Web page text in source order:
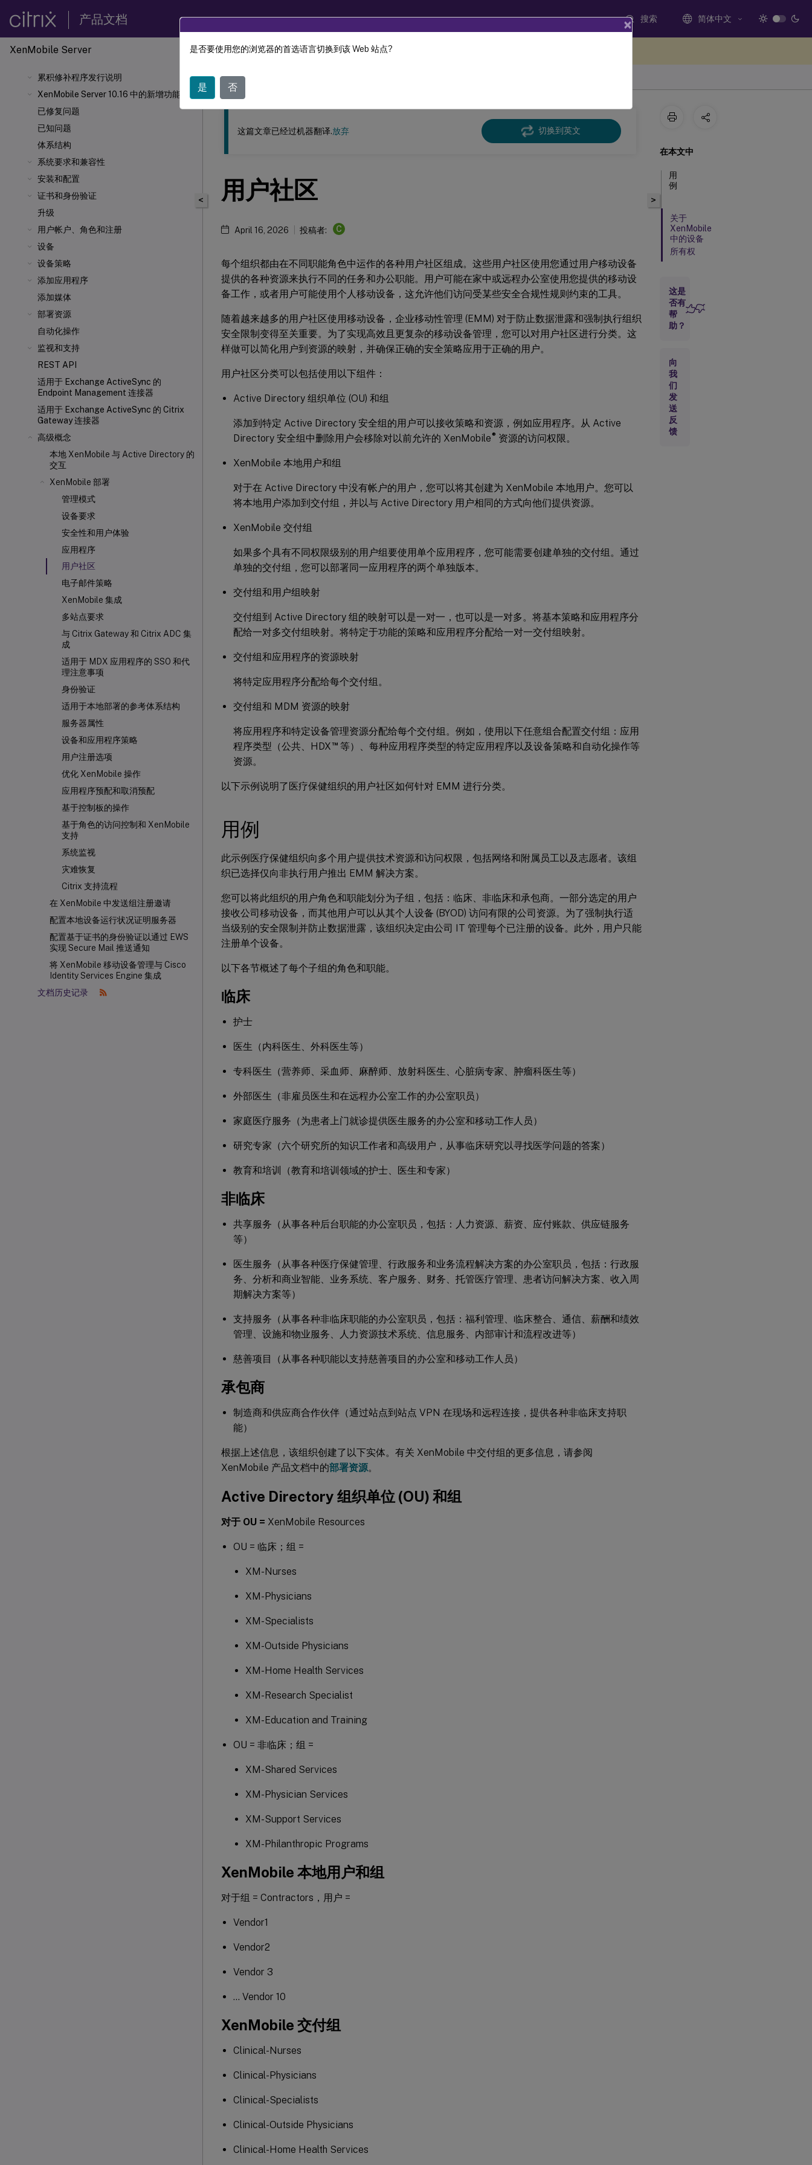
产品文档 搜索 简体中文
XenMobile Server
累积修补程序发行说明
XenMobile Server 10.16 中的新增功能
已修复问题
已知问题
体系结构
系统要求和兼容性
安装和配置
证书和身份验证
升级
用户帐户、角色和注册
设备
设备策略
添加应用程序
添加媒体
部署资源
自动化操作
监视和支持
REST API
适用于 Exchange ActiveSync 的
Endpoint Management 连接器
适用于 Exchange ActiveSync 的 Citrix
Gateway 连接器
高级概念
本地 XenMobile 与 Active Directory 的
交互
XenMobile 部署
管理模式
设备要求
安全性和用户体验
应用程序
用户社区
电子邮件策略
XenMobile 集成
多站点要求
与 Citrix Gateway 和 Citrix ADC 集
成
适用于 MDX 应用程序的 SSO 和代
理注意事项
身份验证
适用于本地部署的参考体系结构
服务器属性
设备和应用程序策略
用户注册选项
优化 XenMobile 操作
应用程序预配和取消预配
基于控制板的操作
基于角色的访问控制和 XenMobile
支持
系统监视
灾难恢复
Citrix 支持流程
在 XenMobile 中发送组注册邀请
配置本地设备运行状况证明服务器
配置基于证书的身份验证以通过 EWS
实现 Secure Mail 推送通知
将 XenMobile 移动设备管理与 Cisco
Identity Services Engine 集成
文档历史记录
此内容已经过机器动态翻译。
<
这篇文章已经过机器翻译.放弃 切换到英文
用户社区
April 16, 2026 投稿者: C
每个组织都由在不同职能角色中运作的各种用户社区组成。这些用户社区使用您通过用户移动设备
提供的各种资源来执行不同的任务和办公职能。用户可能在家中或远程办公室使用您提供的移动设
备工作，或者用户可能使用个人移动设备，这允许他们访问受某些安全合规性规则约束的工具。
随着越来越多的用户社区使用移动设备，企业移动性管理 (EMM) 对于防止数据泄露和强制执行组织
安全限制变得至关重要。为了实现高效且更复杂的移动设备管理，您可以对用户社区进行分类。这
样做可以简化用户到资源的映射，并确保正确的安全策略应用于正确的用户。
用户社区分类可以包括使用以下组件：
Active Directory 组织单位 (OU) 和组
添加到特定 Active Directory 安全组的用户可以接收策略和资源，例如应用程序。从 Active
Directory 安全组中删除用户会移除对以前允许的 XenMobile® 资源的访问权限。
XenMobile 本地用户和组
对于在 Active Directory 中没有帐户的用户，您可以将其创建为 XenMobile 本地用户。您可以
将本地用户添加到交付组，并以与 Active Directory 用户相同的方式向他们提供资源。
XenMobile 交付组
如果多个具有不同权限级别的用户组要使用单个应用程序，您可能需要创建单独的交付组。通过
单独的交付组，您可以部署同一应用程序的两个单独版本。
交付组和用户组映射
交付组到 Active Directory 组的映射可以是一对一，也可以是一对多。将基本策略和应用程序分
配给一对多交付组映射。将特定于功能的策略和应用程序分配给一对一交付组映射。
交付组和应用程序的资源映射
将特定应用程序分配给每个交付组。
交付组和 MDM 资源的映射
将应用程序和特定设备管理资源分配给每个交付组。例如，使用以下任意组合配置交付组：应用
程序类型（公共、HDX™等）、每种应用程序类型的特定应用程序以及设备策略和自动化操作等
资源。
以下示例说明了医疗保健组织的用户社区如何针对 EMM 进行分类。
用例
此示例医疗保健组织向多个用户提供技术资源和访问权限，包括网络和附属员工以及志愿者。该组
织已选择仅向非执行用户推出 EMM 解决方案。
您可以将此组织的用户角色和职能划分为子组，包括：临床、非临床和承包商。一部分选定的用户
接收公司移动设备，而其他用户可以从其个人设备 (BYOD) 访问有限的公司资源。为了强制执行适
当级别的安全限制并防止数据泄露，该组织决定由公司 IT 管理每个已注册的设备。此外，用户只能
注册单个设备。
以下各节概述了每个子组的角色和职能。
临床
护士
医生（内科医生、外科医生等）
专科医生（营养师、采血师、麻醉师、放射科医生、心脏病专家、肿瘤科医生等）
外部医生（非雇员医生和在远程办公室工作的办公室职员）
家庭医疗服务（为患者上门就诊提供医生服务的办公室和移动工作人员）
研究专家（六个研究所的知识工作者和高级用户，从事临床研究以寻找医学问题的答案）
教育和培训（教育和培训领域的护士、医生和专家）
非临床
共享服务（从事各种后台职能的办公室职员，包括：人力资源、薪资、应付账款、供应链服务
等）
医生服务（从事各种医疗保健管理、行政服务和业务流程解决方案的办公室职员，包括：行政服
务、分析和商业智能、业务系统、客户服务、财务、托管医疗管理、患者访问解决方案、收入周
期解决方案等）
支持服务（从事各种非临床职能的办公室职员，包括：福利管理、临床整合、通信、薪酬和绩效
管理、设施和物业服务、人力资源技术系统、信息服务、内部审计和流程改进等）
慈善项目（从事各种职能以支持慈善项目的办公室和移动工作人员）
承包商
制造商和供应商合作伙伴（通过站点到站点 VPN 在现场和远程连接，提供各种非临床支持职
能）
根据上述信息，该组织创建了以下实体。有关 XenMobile 中交付组的更多信息，请参阅
XenMobile 产品文档中的部署资源。
Active Directory 组织单位 (OU) 和组
对于 OU = XenMobile Resources
OU = 临床；组 =
XM-Nurses
XM-Physicians
XM-Specialists
XM-Outside Physicians
XM-Home Health Services
XM-Research Specialist
XM-Education and Training
OU = 非临床；组 =
XM-Shared Services
XM-Physician Services
XM-Support Services
XM-Philanthropic Programs
XenMobile 本地用户和组
对于组 = Contractors，用户 =
Vendor1
Vendor2
Vendor 3
… Vendor 10
XenMobile 交付组
Clinical-Nurses
Clinical-Physicians
Clinical-Specialists
Clinical-Outside Physicians
Clinical-Home Health Services
>
在本文中
用
例
关于
XenMobile
中的设备
所有权
这是
否有
帮
助？
向
我
们
发
送
反
馈
×
是否要使用您的浏览器的首选语言切换到该 Web 站点?
是 否